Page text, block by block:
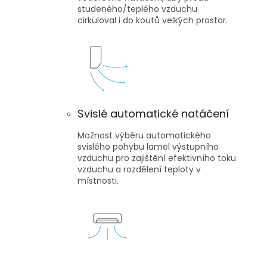
studeného/teplého vzduchu
cirkuloval i do koutů velkých prostor.
Svislé automatické natáčení
Možnost výběru automatického
svislého pohybu lamel výstupního
vzduchu pro zajištění efektivního toku
vzduchu a rozdělení teploty v
místnosti.